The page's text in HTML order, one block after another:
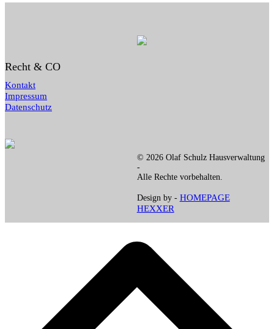
Recht & CO
Kontakt
Impressum
Datenschutz
© 2026 Olaf Schulz Hausverwaltung
-
Alle Rechte vorbehalten.
Design by - HOMEPAGE
HEXXER